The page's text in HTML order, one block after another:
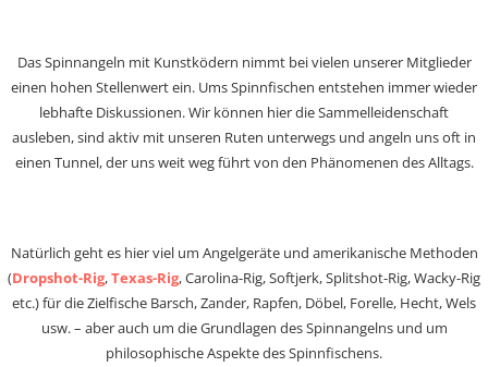
Das Spinnangeln mit Kunstködern nimmt bei vielen unserer Mitglieder
einen hohen Stellenwert ein. Ums Spinnfischen entstehen immer wieder
lebhafte Diskussionen. Wir können hier die Sammelleidenschaft
ausleben, sind aktiv mit unseren Ruten unterwegs und angeln uns oft in
einen Tunnel, der uns weit weg führt von den Phänomenen des Alltags.
Natürlich geht es hier viel um Angelgeräte und amerikanische Methoden
(Dropshot-Rig,Texas-Rig, Carolina-Rig, Softjerk, Splitshot-Rig, Wacky-Rig
etc.) für die Zielfische Barsch, Zander, Rapfen, Döbel, Forelle, Hecht, Wels
usw. – aber auch um die Grundlagen des Spinnangelns und um
philosophische Aspekte des Spinnfischens.